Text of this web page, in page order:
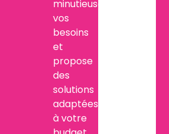
minutieusement
vos
besoins
et
propose
des
solutions
adaptées
à votre